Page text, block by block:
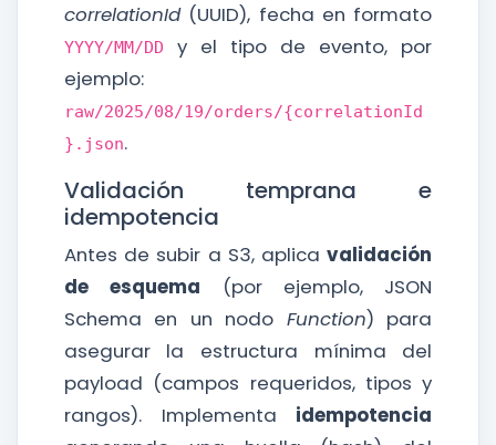
correlationId(UUID), fecha en formato
YYYY/MM/DD
y el tipo de evento, por
ejemplo:
raw/2025/08/19/orders/{correlationId
}.json.
Validación temprana e
idempotencia
Antes de subir a S3, aplicavalidación
de esquema (por ejemplo, JSON
Schema en un nodo Function) para
asegurar la estructura mínima del
payload (campos requeridos, tipos y
rangos). Implementa idempotencia